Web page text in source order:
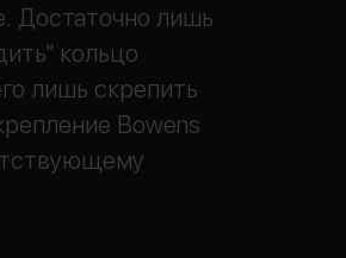
Достаточно лишь
кольцо
лишь скрепить
Bowens